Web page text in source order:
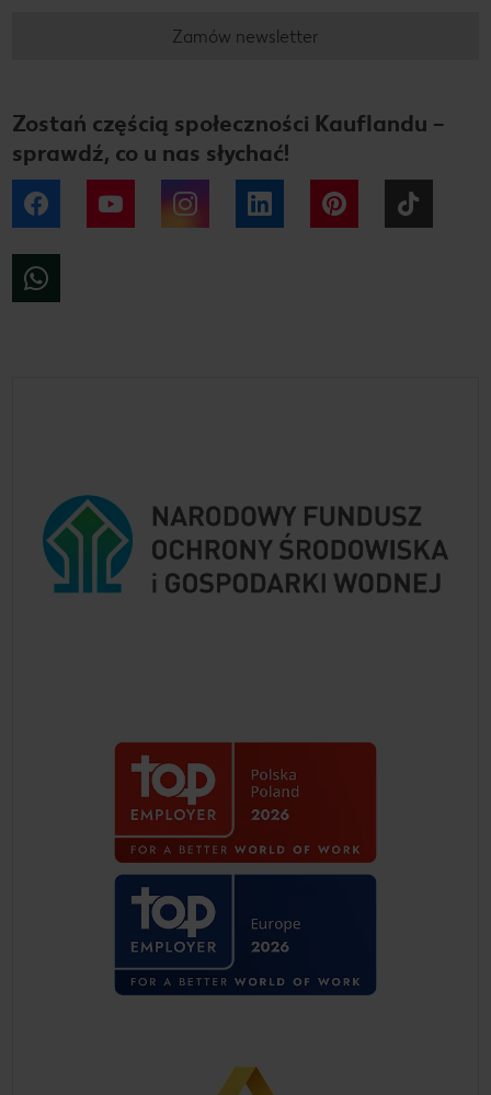
Zamów newsletter
Zostań częścią społeczności Kauflandu –
sprawdź, co u nas słychać!
Facebook YouTube Instagram LinkedIn Pinterest